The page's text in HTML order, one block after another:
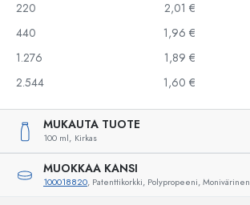
220
2,01 €
440
1,96 €
1.276
1,89 €
2.544
1,60 €
MUKAUTA TUOTE
100 ml, Kirkas
MUOKKAA KANSI
100018820, Patenttikorkki, Polypropeeni, Monivärinen